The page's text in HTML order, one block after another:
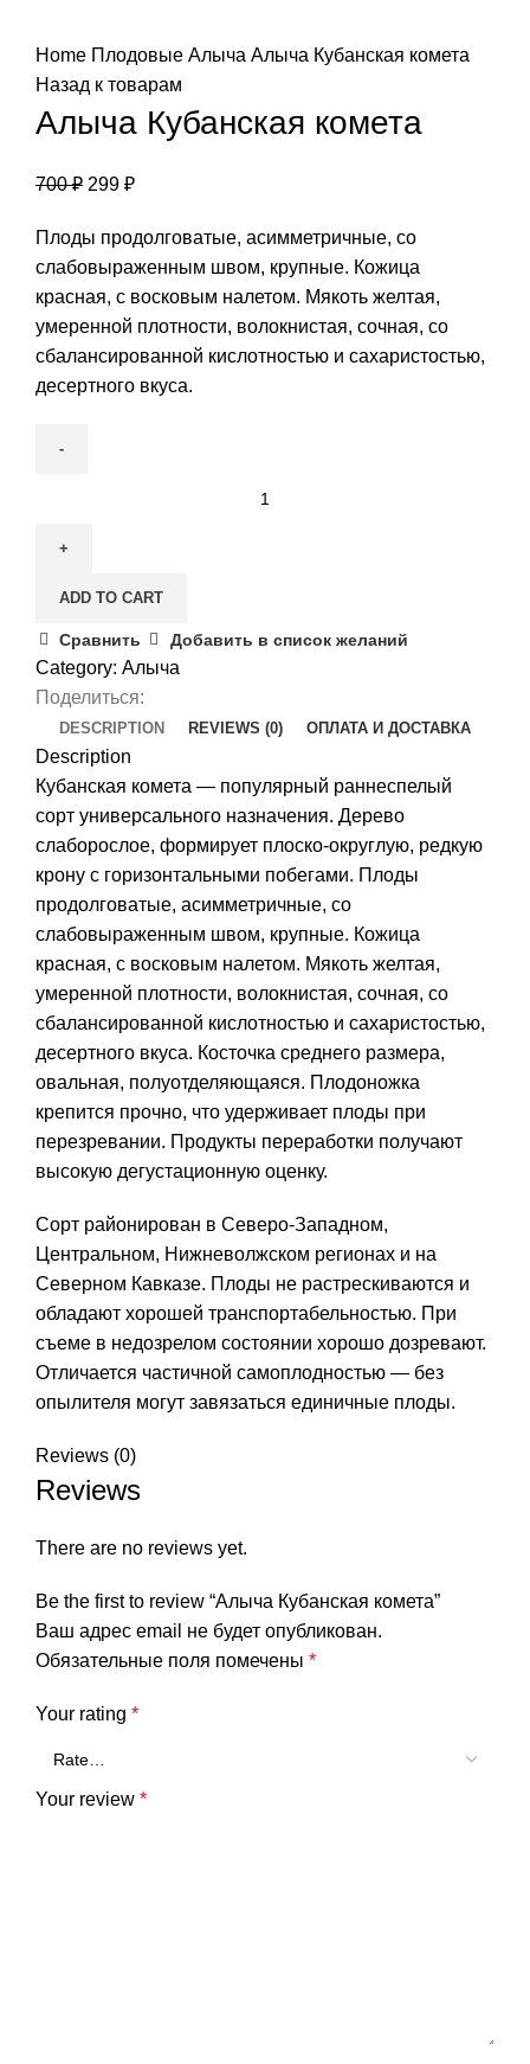
Home Плодовые Алыча Алыча Кубанская комета
Назад к товарам
Алыча Кубанская комета
700₽ 299 ₽
Плоды продолговатые, асимметричные, со
слабовыраженным швом, крупные. Кожица
красная, с восковым налетом. Мякоть желтая,
умеренной плотности, волокнистая, сочная, со
сбалансированной кислотностью и сахаристостью,
десертного вкуса.
комета
ADD TO CART
Сравнить Добавить в список желаний
Category: Алыча
Поделиться:
DESCRIPTION REVIEWS (0) ОПЛАТА И ДОСТАВКА
Description
Кубанская комета — популярный раннеспелый
сорт универсального назначения. Дерево
слаборослое, формирует плоско-округлую, редкую
крону с горизонтальными побегами. Плоды
продолговатые, асимметричные, со
слабовыраженным швом, крупные. Кожица
красная, с восковым налетом. Мякоть желтая,
умеренной плотности, волокнистая, сочная, со
сбалансированной кислотностью и сахаристостью,
десертного вкуса. Косточка среднего размера,
овальная, полуотделяющаяся. Плодоножка
крепится прочно, что удерживает плоды при
перезревании. Продукты переработки получают
высокую дегустационную оценку.
Сорт районирован в Северо-Западном,
Центральном, Нижневолжском регионах и на
Северном Кавказе. Плоды не растрескиваются и
обладают хорошей транспортабельностью. При
съеме в недозрелом состоянии хорошо дозревают.
Отличается частичной самоплодностью — без
опылителя могут завязаться единичные плоды.
Reviews (0)
Reviews
There are no reviews yet.
Be the first to review “Алыча Кубанская комета”
Ваш адрес email не будет опубликован.
Обязательные поля помечены *
Your rating *
Your review *